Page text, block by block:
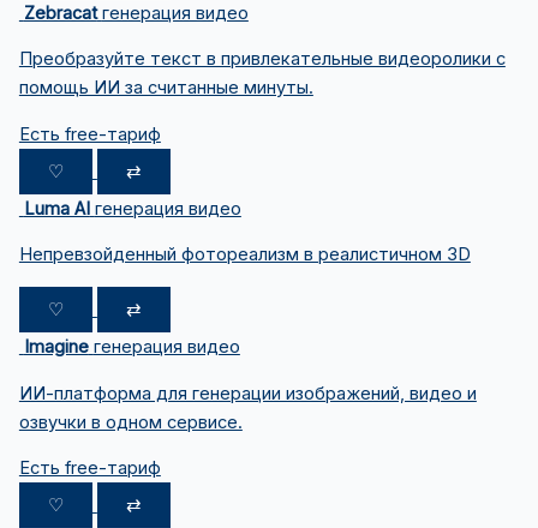
Zebracat генерация видео
Преобразуйте текст в привлекательные видеоролики с
помощь ИИ за считанные минуты.
Есть free-тариф
♡
⇄
Luma AI генерация видео
Непревзойденный фотореализм в реалистичном 3D
♡
⇄
Imagine генерация видео
ИИ-платформа для генерации изображений, видео и
озвучки в одном сервисе.
Есть free-тариф
♡
⇄